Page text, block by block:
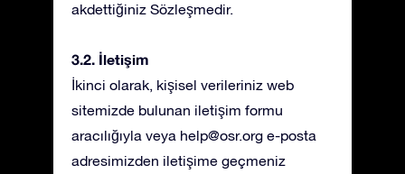
akdettiğiniz Sözleşmedir.
3.2. İletişim
İkinci olarak, kişisel verileriniz web
sitemizde bulunan iletişim formu
aracılığıyla veya help@osr.org e-posta
adresimizden iletişime geçmeniz